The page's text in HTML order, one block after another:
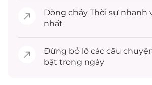
Dòng chảy Thời sự nhanh
nhất
Đừng bỏ lỡ các câu
bật trong ngày